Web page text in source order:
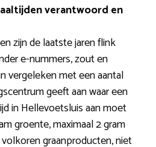
verantwoord en
zijn de laatste jaren flink
e-nummers, zout en
vergeleken met een aantal
geeft aan waar een
in Hellevoetsluis aan moet
groente, maximaal 2 gram
graanproducten, niet